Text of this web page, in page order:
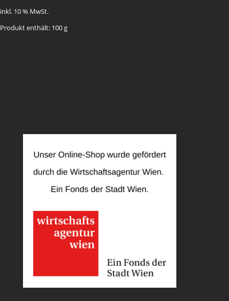
inkl. 10 % MwSt.
Produkt enthält: 100g